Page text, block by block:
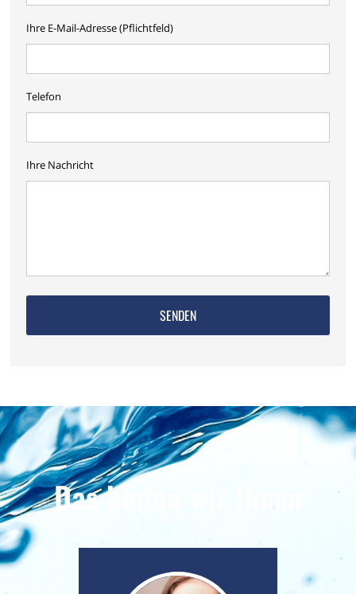
Ihre E-Mail-Adresse (Pflichtfeld)
Telefon
Ihre Nachricht
Das bieten wir Ihnen